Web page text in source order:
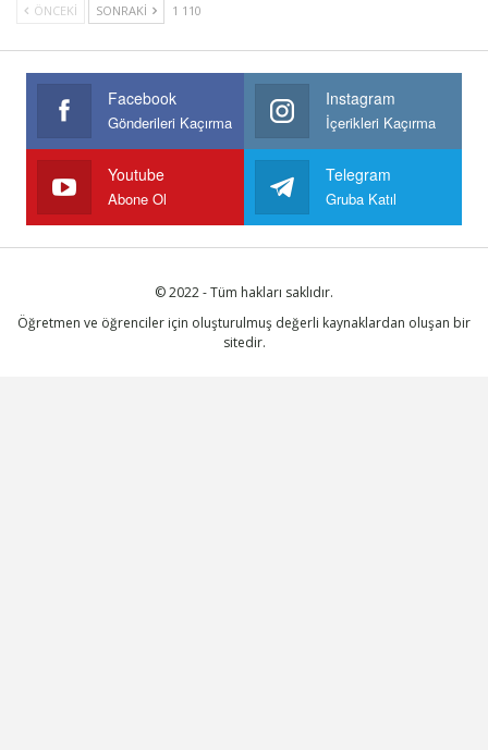
ÖNCEKI SONRAKI 1 110
Facebook
Gönderileri Kaçırma
Instagram
İçerikleri Kaçırma
Youtube
Abone Ol
Telegram
Gruba Katıl
© 2022 - Tüm hakları saklıdır.
Öğretmen ve öğrenciler için oluşturulmuş değerli kaynaklardan oluşan bir
sitedir.